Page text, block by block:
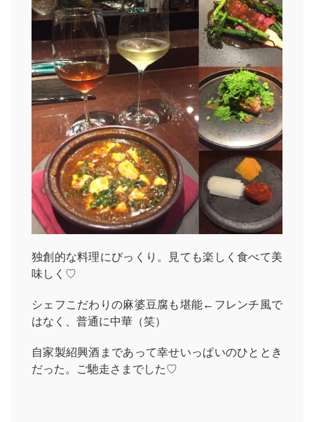
独創的な料理にびっくり。見ても楽しく食べて美
味しく♡
シェフこだわりの麻婆豆腐も堪能←フレンチ風で
はなく、普通に中華（笑）
自家製紹興酒まであって幸せいっぱいのひととき
だった。ご馳走さまでした♡